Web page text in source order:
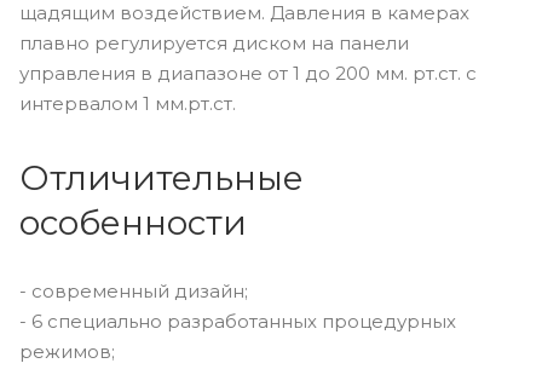
щадящим воздействием. Давления в камерах
плавно регулируется диском на панели
управления в диапазоне от 1 до 200 мм. рт.ст. с
интервалом 1 мм.рт.ст.
Отличительные
особенности
- современный дизайн;
- 6 специально разработанных процедурных
режимов;